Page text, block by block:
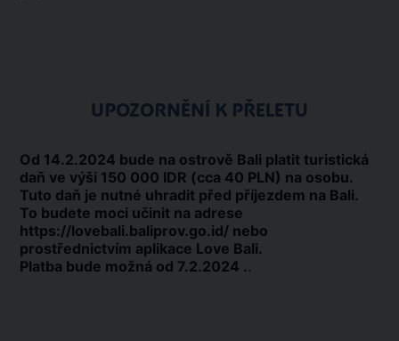
UPOZORNĚNÍ K PŘELETU
Od 14.2.2024 bude na ostrově Bali platit turistická
daň ve výši 150 000 IDR (cca 40 PLN) na osobu.
Tuto daň je nutné uhradit před příjezdem na Bali.
To budete moci učinit na adrese
https://lovebali.baliprov.go.id/ nebo
prostřednictvím aplikace Love Bali.
Platba bude možná od 7.2.2024 . .